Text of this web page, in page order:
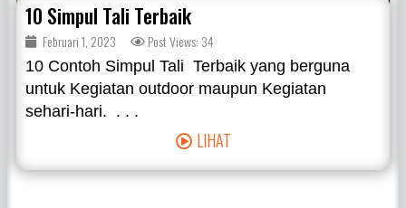
10 Simpul Tali Terbaik
Februari 1, 2023 Post Views: 34
10 Contoh Simpul Tali Terbaik yang berguna
untuk Kegiatan outdoor maupun Kegiatan
sehari-hari. . . .
LIHAT